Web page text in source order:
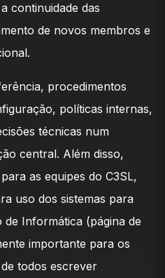
continuidade das
de novos membros e
procedimentos
políticas internas,
técnicas num
central. Além disso,
as equipes do C3SL,
uso dos sistemas para
Informática (página de
importante para os
todos escrever